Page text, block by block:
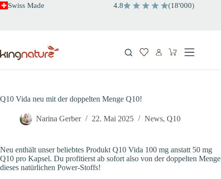
ZumSwiss Made 4.8 (18'000)
Warenkorb
Q10 Vida neu mit der doppelten Menge Q10!
Narina Gerber 22. Mai 2025 News, Q10
Neu enthält unser beliebtes Produkt Q10 Vida 100 mg anstatt 50 mg
Q10 pro Kapsel. Du profitierst ab sofort also von der doppelten Menge
dieses natürlichen Power-Stoffs!